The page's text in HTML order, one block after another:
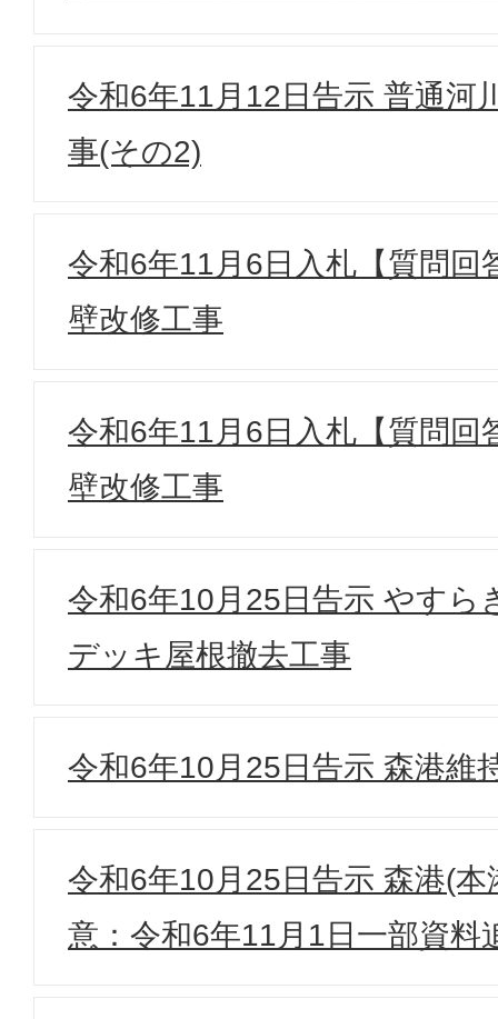
令和6年11月12日告示 普通河
事(その2)
令和6年11月6日入札【質問回
壁改修工事
令和6年11月6日入札【質問回
壁改修工事
令和6年10月25日告示 やすら
デッキ屋根撤去工事
令和6年10月25日告示 森港維
令和6年10月25日告示 森港(
意：令和6年11月1日一部資料